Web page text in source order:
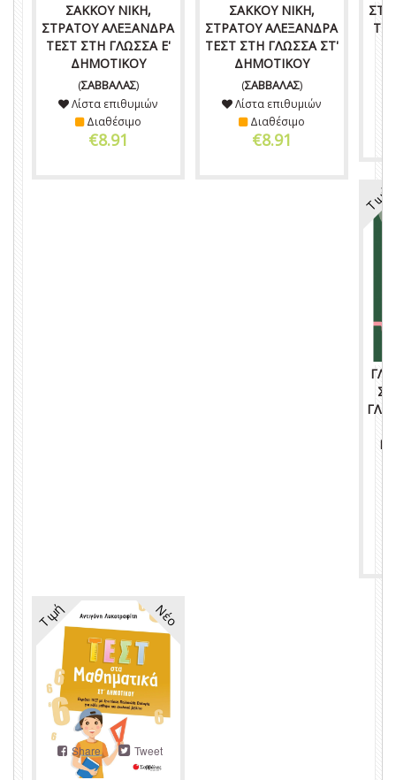
ΣΑΚΚΟΥ ΝΙΚΗ,
ΣΤΡΑΤΟΥ ΑΛΕΞΑΝΔΡΑ
ΤΕΣΤ ΣΤΗ ΓΛΩΣΣΑ Ε'
ΔΗΜΟΤΙΚΟΥ
(ΣΑΒΒΑΛΑΣ)
Λίστα επιθυμιών
Διαθέσιμο
€8.91
ΣΑΚΚΟΥ ΝΙΚΗ,
ΣΤΡΑΤΟΥ ΑΛΕΞΑΝΔΡΑ
ΤΕΣΤ ΣΤΗ ΓΛΩΣΣΑ ΣΤ'
ΔΗΜΟΤΙΚΟΥ
(ΣΑΒΒΑΛΑΣ)
Λίστα επιθυμιών
Διαθέσιμο
€8.91
Τιμή
Τιμή Νέο
Share Tweet